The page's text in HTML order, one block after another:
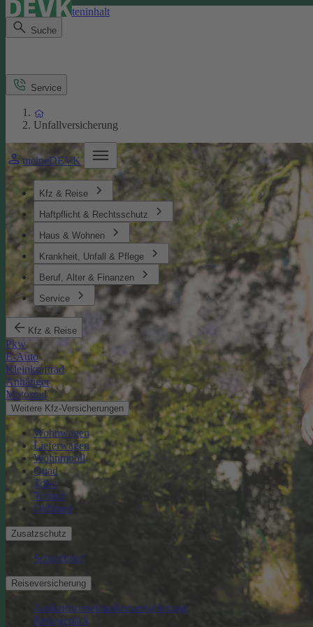
Direkt zum Seiteninhalt
Suche
meineDEVK
Kfz & Reise
Haftpflicht & Rechtsschutz
Haus & Wohnen
Krankheit, Unfall & Pflege
Beruf, Alter & Finanzen
Service
Kfz & Reise
Pkw
E-Auto
Kleinkraftrad
Anhänger
Motorrad
Weitere Kfz-Versicherungen
Wohnwagen
Lieferwagen
Wohnmobil
Quad
Trike
Traktor
Oldtimer
Zusatzschutz
Schutzbrief
Reiseversicherung
Auslandsreisekrankenversicherung
Reisegepäck
Service
Unfallversicherung